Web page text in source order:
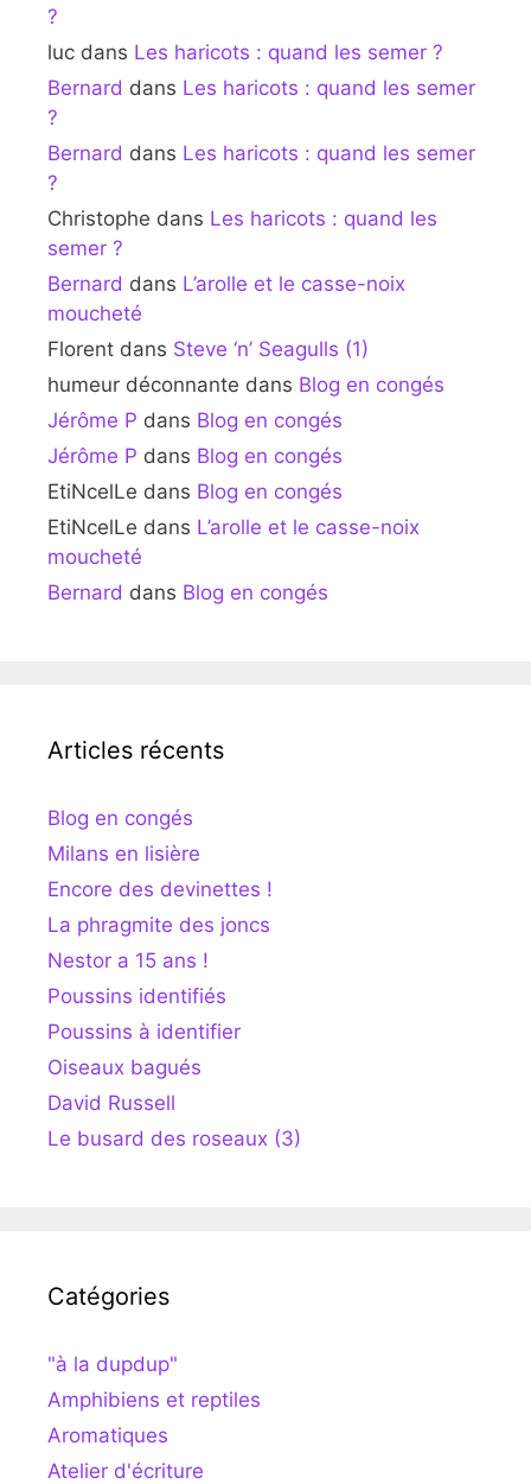
?
luc dans Les haricots : quand les semer ?
Bernard dans Les haricots : quand les semer
?
Bernard dans Les haricots : quand les semer
?
Christophe dans Les haricots : quand les
semer ?
Bernard dans L’arolle et le casse-noix
moucheté
Florent dans Steve ‘n’ Seagulls (1)
humeur déconnante dans Blog en congés
Jérôme P dans Blog en congés
Jérôme P dans Blog en congés
EtiNcelLe dans Blog en congés
EtiNcelLe dans L’arolle et le casse-noix
moucheté
Bernard dans Blog en congés
Articles récents
Blog en congés
Milans en lisière
Encore des devinettes !
La phragmite des joncs
Nestor a 15 ans !
Poussins identifiés
Poussins à identifier
Oiseaux bagués
David Russell
Le busard des roseaux (3)
Catégories
"à la dupdup"
Amphibiens et reptiles
Aromatiques
Atelier d'écriture